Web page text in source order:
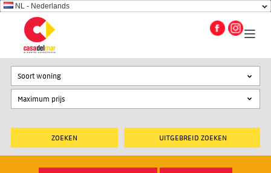
NL - Nederlands
UITGEBREID ZOEKEN
Soort woning